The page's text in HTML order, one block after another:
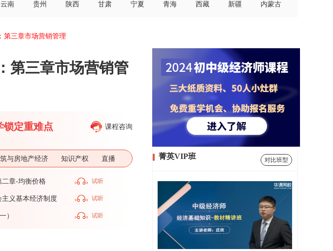
云南 贵州 陕西 甘肃 宁夏 青海 西藏 新疆 内蒙古
第三章市场营销管理
第三章市场营销管
锁定重难点 课程咨询
与房地产经济 知识产权 直播
二章-均衡价格 试听
义基本经济制度 试听
） 试听
菁英VIP班 对比班型